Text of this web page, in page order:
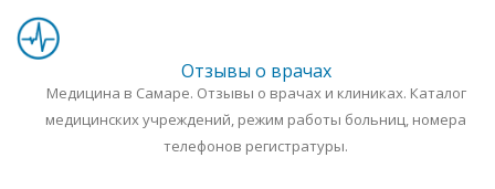
Отзывы о врачах
Медицина в Самаре. Отзывы о врачах и клиниках. Каталог
медицинских учреждений, режим работы больниц, номера
телефонов регистратуры.